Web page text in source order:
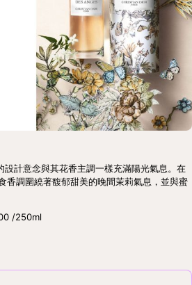
計意念與其花香主調一樣充滿陽光氣息。在
香調圍繞著馥郁甜美的晚間茉莉氣息，並與蜜
/250ml